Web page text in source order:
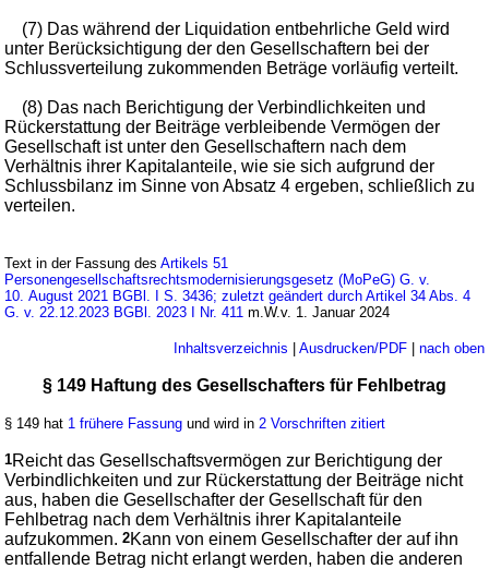
(7) Das während der Liquidation entbehrliche Geld wird
unter Berücksichtigung der den Gesellschaftern bei der
Schlussverteilung zukommenden Beträge vorläufig verteilt.
(8) Das nach Berichtigung der Verbindlichkeiten und
Rückerstattung der Beiträge verbleibende Vermögen der
Gesellschaft ist unter den Gesellschaftern nach dem
Verhältnis ihrer Kapitalanteile, wie sie sich aufgrund der
Schlussbilanz im Sinne von Absatz 4 ergeben, schließlich zu
verteilen.
Text in der Fassung desArtikels 51
Personengesellschaftsrechtsmodernisierungsgesetz (MoPeG) G. v.
10. August 2021 BGBl. I S. 3436; zuletzt geändert durch Artikel 34 Abs. 4
G. v. 22.12.2023 BGBl. 2023 I Nr. 411 m.W.v. 1. Januar 2024
Inhaltsverzeichnis | Ausdrucken/PDF| nach oben
§ 149 Haftung des Gesellschafters für Fehlbetrag
§ 149 hat 1 frühere Fassung und wird in 2 Vorschriften zitiert
1Reicht das Gesellschaftsvermögen zur Berichtigung der
Verbindlichkeiten und zur Rückerstattung der Beiträge nicht
aus, haben die Gesellschafter der Gesellschaft für den
Fehlbetrag nach dem Verhältnis ihrer Kapitalanteile
aufzukommen.2Kann von einem Gesellschafter der auf ihn
entfallende Betrag nicht erlangt werden, haben die anderen